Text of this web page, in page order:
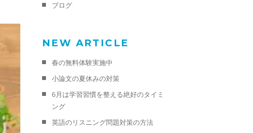
ブログ
NEW ARTICLE
春の無料体験実施中
小論文の夏休みの対策
6月は学習習慣を整える絶好のタイミ
ング
英語のリスニング問題対策の方法